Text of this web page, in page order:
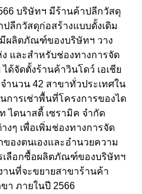
บริษัทฯ มีร้านค้าปลีกวัสดุ
ลีกวัสดุก่อสร้างแบบดั้งเดิม
ผลิตภัณฑ์ของบริษัทฯ วาง
และสำหรับช่องทางการจัด
ด้จัดตั้งร้านค้าวินโดว์ เอเชีย
ำนวน 42 สาขาทั่วประเทศใน
การเช่าพื้นที่โครงการของได
ไดนาสตี้ เซรามิค จำกัด
งๆ เพื่อเพิ่มช่องทางการจัด
องตนเองและอำนวยความ
เลือกซื้อผลิตภัณฑ์ของบริษัทฯ
นที่จะขยายสาขาร้านค้า
า ภายในปี 2566